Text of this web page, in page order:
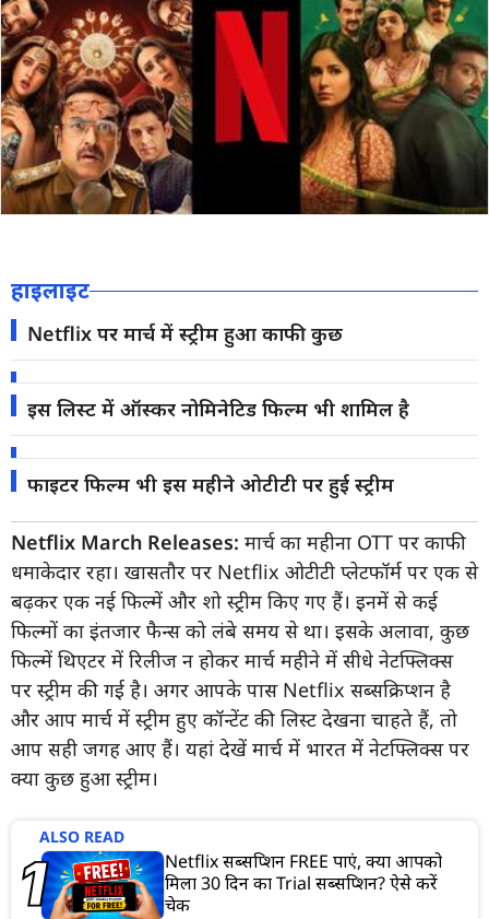
हाइलाइट
Netflix पर मार्च में स्ट्रीम हुआ काफी कुछ
इस लिस्ट में ऑस्कर नोमिनेटिड फिल्म भी शामिल है
फाइटर फिल्म भी इस महीने ओटीटी पर हुई स्ट्रीम
Netflix March Releases: मार्च का महीना OTT पर काफी
धमाकेदार रहा। खासतौर पर Netflix ओटीटी प्लेटफॉर्म पर एक से
बढ़कर एक नई फिल्में और शो स्ट्रीम किए गए हैं। इनमें से कई
फिल्मों का इंतजार फैन्स को लंबे समय से था। इसके अलावा, कुछ
फिल्में थिएटर में रिलीज न होकर मार्च महीने में सीधे नेटफ्लिक्स
पर स्ट्रीम की गई है। अगर आपके पास Netflix सब्सक्रिप्शन है
और आप मार्च में स्ट्रीम हुए कॉन्टेंट की लिस्ट देखना चाहते हैं, तो
आप सही जगह आए हैं। यहां देखें मार्च में भारत में नेटफ्लिक्स पर
क्या कुछ हुआ स्ट्रीम।
ALSO READ
Netflix सब्सक्रिप्शन FREE पाएं, क्या आपको
मिला 30 दिन का Trial सब्सक्रिप्शन? ऐसे करें
चेक